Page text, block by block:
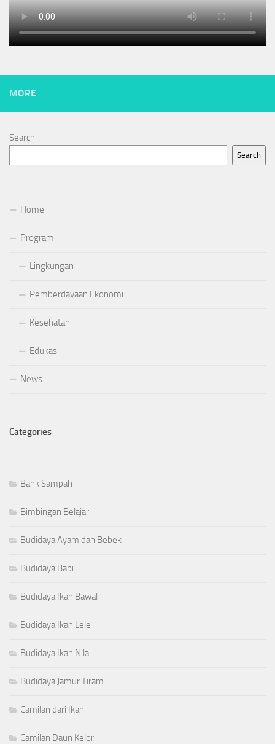
MORE
Search
Search
Home
Program
Lingkungan
Pemberdayaan Ekonomi
Kesehatan
Edukasi
News
Categories
Bank Sampah
Bimbingan Belajar
Budidaya Ayam dan Bebek
Budidaya Babi
Budidaya Ikan Bawal
Budidaya Ikan Lele
Budidaya Ikan Nila
Budidaya Jamur Tiram
Camilan dari Ikan
Camilan Daun Kelor